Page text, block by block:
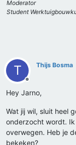
Moderator
Student
T
Offline
Thijs Bosma
Hey Jarno,
Wat jij wil, sluit heel
onderzocht wordt.
overwegen. Heb je
bekeken?